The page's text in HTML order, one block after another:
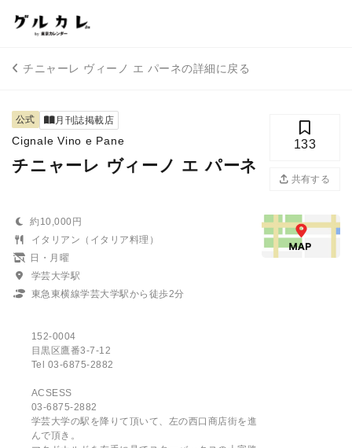
チニャーレ ヴィーノ エ パーネの詳細に戻る
公式 月刊誌掲載店
Cignale Vino e Pane
チニャーレ ヴィーノ エ パーネ
133
共有する
約10,000円
イタリアン（イタリア料理）
日・月曜
学芸大学駅
東急東横線学芸大学駅から徒歩2分
152-0004
目黒区鷹番3-7-12
Tel 03-6875-2882
ACSESS
03-6875-2882
学芸大学の駅を降りて頂いて、左の西口商店街を進
んで頂き。